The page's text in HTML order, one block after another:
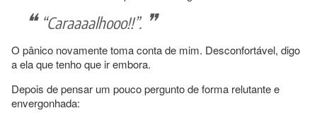
“Caraaaalhooo!!”.
O pânico novamente toma conta de mim. Desconfortável, digo
a ela que tenho que ir embora.
Depois de pensar um pouco pergunto de forma relutante e
envergonhada: